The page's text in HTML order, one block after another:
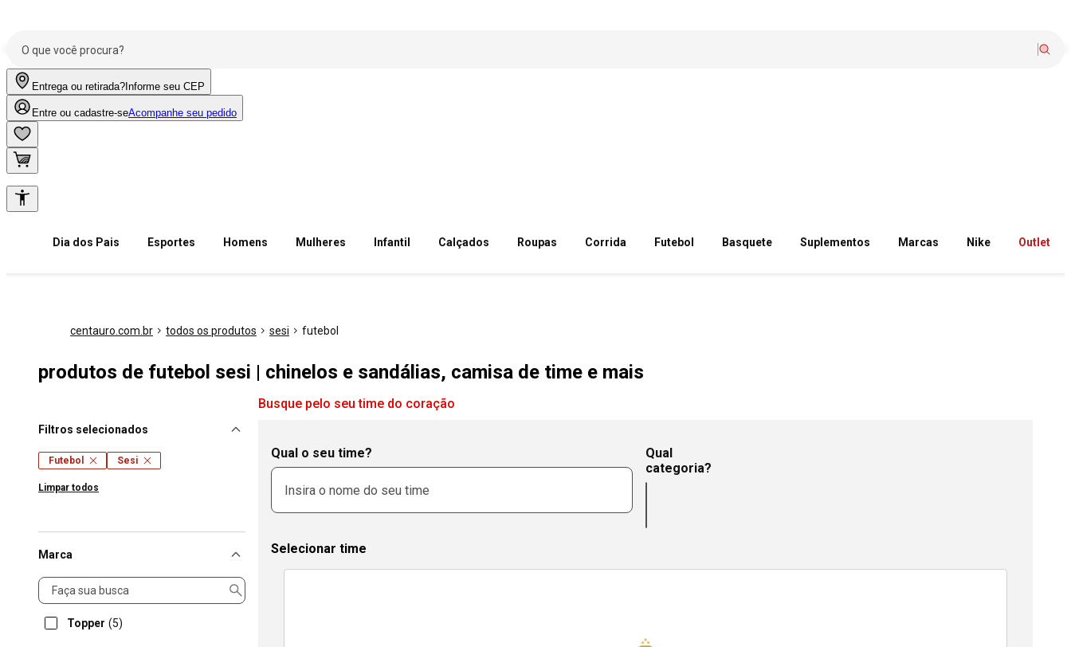
Entrega ou retirada? Informe seu CEP
Entre ou cadastre-seAcompanhe seu pedido
Dia dos Pais Esportes Homens Mulheres Infantil Calçados Roupas Corrida Futebol Basquete Suplementos Marcas Nike Outlet
centauro.com.br todos os produtos sesi futebol
produtos de futebol sesi | chinelos e sandálias, camisa de time e mais
Filtros selecionados
Futebol Sesi
Limpar todos
Marca
Marca
Topper (5)
Busque pelo seu time do coração
Qual o seu time?
Qual
categoria?
Selecionar time